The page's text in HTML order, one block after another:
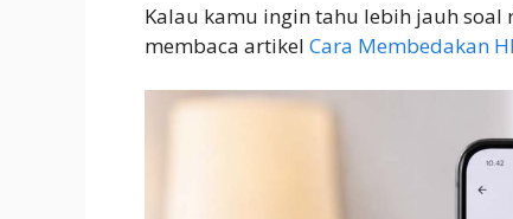
Kalau kamu ingin tahu lebih jauh
membaca artikel Cara Membedakan